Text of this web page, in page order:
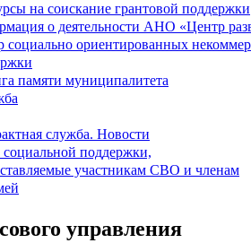
на соискание грантовой поддержки
о деятельности АНО «Центр
социально ориентированных
памяти муниципалитета
служба. Новости
поддержки,
участникам СВО и членам
управления